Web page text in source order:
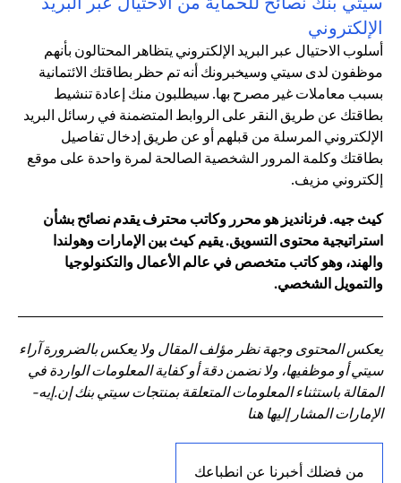
الإلكتروني
أسلوب الاحتيال عبر البريد الإلكتروني يتظاهر المحتالون بأنهم
موظفون لدى سيتي وسيخبرونك أنه تم حظر بطاقتك الائتمانية
بسبب معاملات غير مصرح بها. سيطلبون منك إعادة تنشيط
بطاقتك عن طريق النقر على الروابط المتضمنة في رسائل البريد
الإلكتروني المرسلة من قبلهم أو عن طريق إدخال تفاصيل
بطاقتك وكلمة المرور الشخصية الصالحة لمرة واحدة على موقع
إلكتروني مزيف.
كيث جيه. فرنانديز هو محرر وكاتب محترف يقدم نصائح بشأن
استراتيجية محتوى التسويق. يقيم كيث بين الإمارات وهولندا
والهند، وهو كاتب متخصص في عالم الأعمال والتكنولوجيا
والتمويل الشخصي.
يعكس المحتوى وجهة نظر مؤلف المقال ولا يعكس بالضرورة آراء
سيتي أو موظفيها، ولا نضمن دقة أو كفاية المعلومات الواردة في
المقالة باستثناء المعلومات المتعلقة بمنتجات سيتي بنك إن.إيه-
الإمارات المشار إليها هنا
من فضلك أخبرنا عن انطباعك